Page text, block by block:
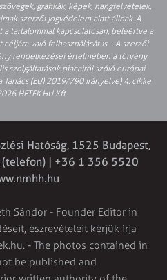
grafikák, képek, hangfelvételek,
szerzői jogvédelem alatt állnak. A
tartalommal kapcsolatosan, beleértve a
való felhasználását is – A szerzői
rendelkezései értelmében a törvény
szolgáltatások piacairól szóló európai
Tanács (EU) 2019/790 Irányelve) 4. cikke
HETEK.HU Kft.
Hatóság, 1525 Budapest,
| +36 1 356 5520
Sándor - Founder Editor in
észrevételeit kérjük írja
. - The photos contained in
be published and